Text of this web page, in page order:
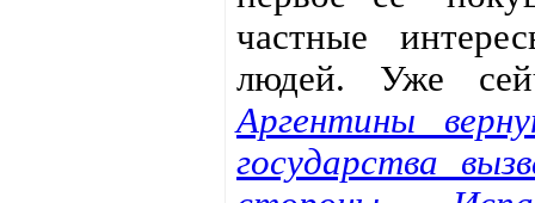
частные
людей. Уже
Аргентины
государства